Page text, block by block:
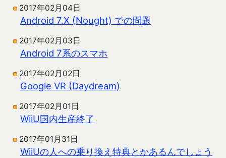
2017年02月04日
Android 7.X (Nought) での問題
2017年02月03日
Android 7系のスマホ
2017年02月02日
Google VR (Daydream)
2017年02月01日
WiiU国内生産終了
2017年01月31日
WiiUの人への乗り換え特典とかあるんでしょう